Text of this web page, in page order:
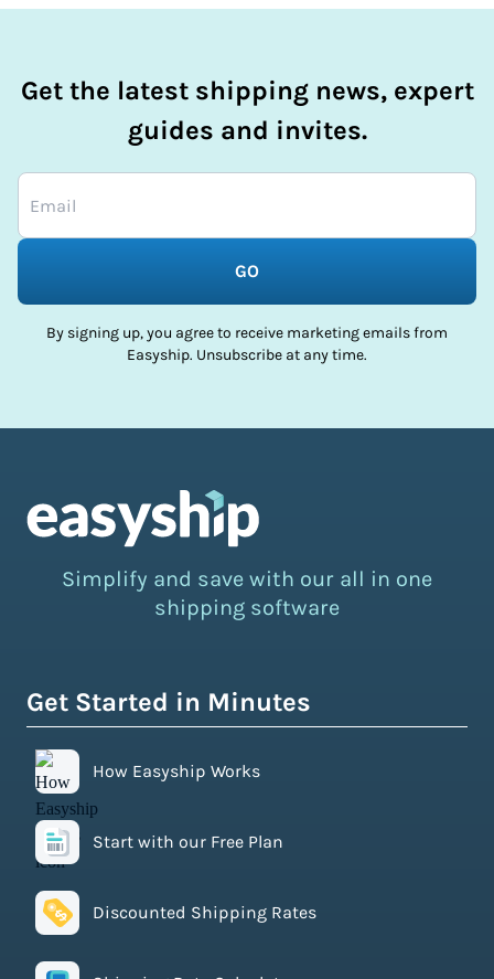
Get the latest shipping news, expert
guides and invites.
GO
By signing up, you agree to receive marketing emails from
Easyship. Unsubscribe at any time.
Simplify and save with our all in one
shipping software
Get Started in Minutes
How Easyship Works
Start with our Free Plan
Discounted Shipping Rates